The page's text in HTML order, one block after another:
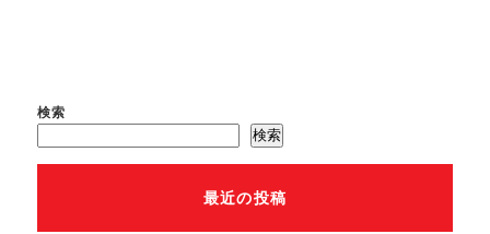
検索
検索
最近の投稿